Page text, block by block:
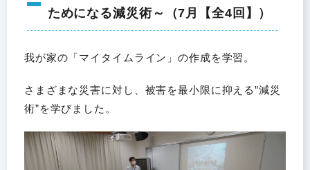
ためになる減災術～（7月【全4回】）
我が家の「マイタイムライン」の作成を学習。
さまざまな災害に対し、被害を最小限に抑える”減災
術”を学びました。